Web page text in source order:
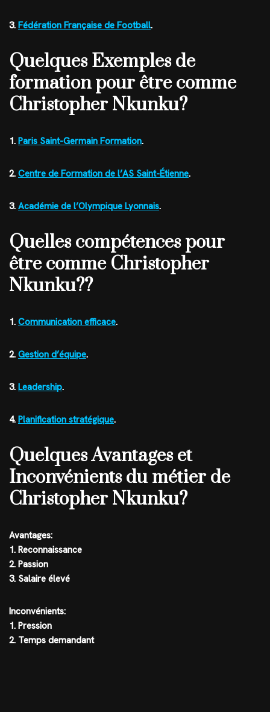
3. Fédération Française de Football.
Quelques Exemples de
formation pour être comme
Christopher Nkunku?
1. Paris Saint-Germain Formation.
2. Centre de Formation de l’AS Saint-Étienne.
3. Académie de l’Olympique Lyonnais.
Quelles compétences pour
être comme Christopher
Nkunku??
1. Communication efficace.
2. Gestion d’équipe.
3. Leadership.
4. Planification stratégique.
Quelques Avantages et
Inconvénients du métier de
Christopher Nkunku?
Avantages:
1. Reconnaissance
2. Passion
3. Salaire élevé
Inconvénients:
1. Pression
2. Temps demandant